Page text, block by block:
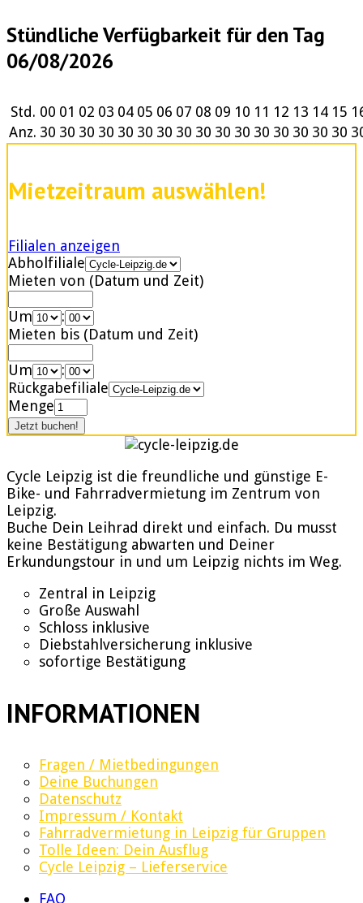
Stündliche Verfügbarkeit für den Tag
06/08/2026
Std. 00 01 02 03 04 05 06 07 08 09 10 11 12 13 14 15
Anz. 30 30 30 30 30 30 30 30 30 30 30 30 30 30 30 30
Mietzeitraum auswählen!
Filialen anzeigen
Abholfiliale
Mieten von (Datum und Zeit)
Um
:
Mieten bis (Datum und Zeit)
Um
:
Rückgabefiliale
Menge
Cycle Leipzig ist die freundliche und günstige E-
Bike- und Fahrradvermietung im Zentrum von
Leipzig.
Buche Dein Leihrad direkt und einfach. Du musst
keine Bestätigung abwarten und Deiner
Erkundungstour in und um Leipzig nichts im Weg.
Zentral in Leipzig
Große Auswahl
Schloss inklusive
Diebstahlversicherung inklusive
sofortige Bestätigung
INFORMATIONEN
Fragen / Mietbedingungen
Deine Buchungen
Datenschutz
Impressum / Kontakt
Fahrradvermietung in Leipzig für Gruppen
Tolle Ideen: Dein Ausflug
Cycle Leipzig – Lieferservice
FAQ